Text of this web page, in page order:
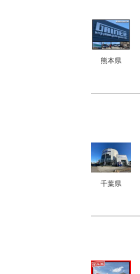
熊本県
千葉県